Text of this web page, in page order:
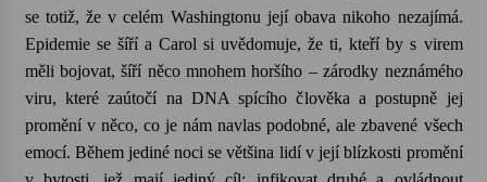
se totiž, že v celém Washingtonu její obava nikoho nezajímá.
Epidemie se šíří a Carol si uvědomuje, že ti, kteří by s virem
měli bojovat, šíří něco mnohem horšího – zárodky neznámého
viru, které zaútočí na DNA spícího člověka a postupně jej
promění v něco, co je nám navlas podobné, ale zbavené všech
emocí. Během jediné noci se většina lidí v její blízkosti promění